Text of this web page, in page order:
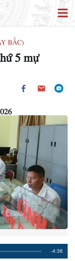
BẮC)
5 mự
Remaining
-4:38